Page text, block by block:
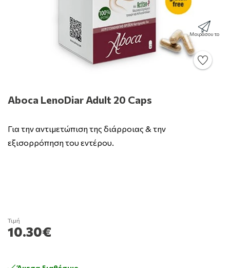
Μοιράσου το
Aboca LenoDiar Adult 20 Caps
Για την αντιμετώπιση της διάρροιας & την
εξισορρόπηση του εντέρου.
Τιμή
10.30€